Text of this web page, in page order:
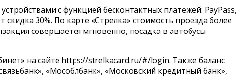
с функцией бесконтактных платежей: PayPass,
30%. По карте «Стрелка» стоимость проезда более
совершается мгновенно, посадка в автобусы
на сайте https://strelkacard.ru/#/login. Также баланс
«Мособлбанк», «Московский кредитный банк»,